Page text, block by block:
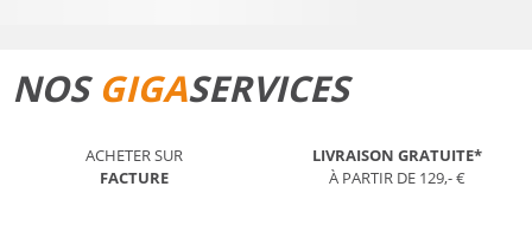
NOS GIGASERVICES
ACHETER SUR
FACTURE
LIVRAISON GRATUITE*
À PARTIR DE 129,- €